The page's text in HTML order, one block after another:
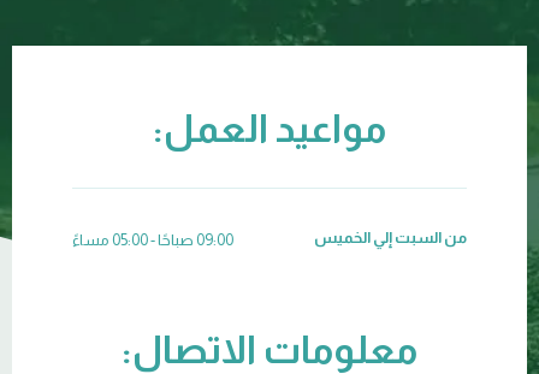
مواعيد العمل:
من السبت إلي الخميس 09:00 صباحًا - 05:00 مساءً
معلومات الاتصال: